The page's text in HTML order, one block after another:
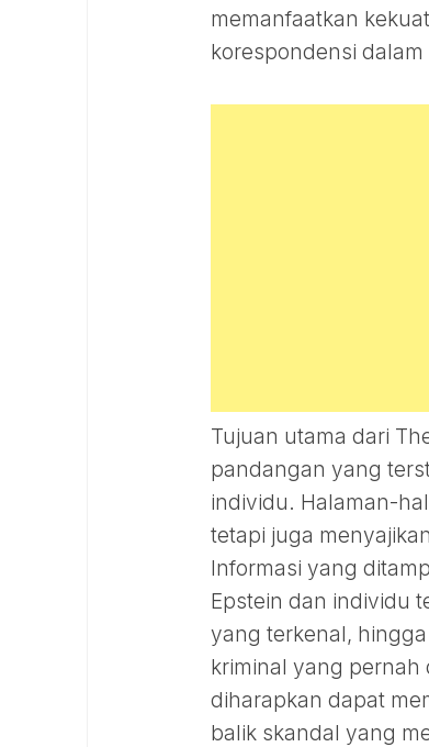
memanfaatkan
korespondensi dalam
Tujuan utama dari
pandangan yang
individu. Halaman-
tetapi juga
Informasi yang
Epstein dan individu
yang terkenal,
kriminal yang pernah
diharapkan dapat
balik skandal yang